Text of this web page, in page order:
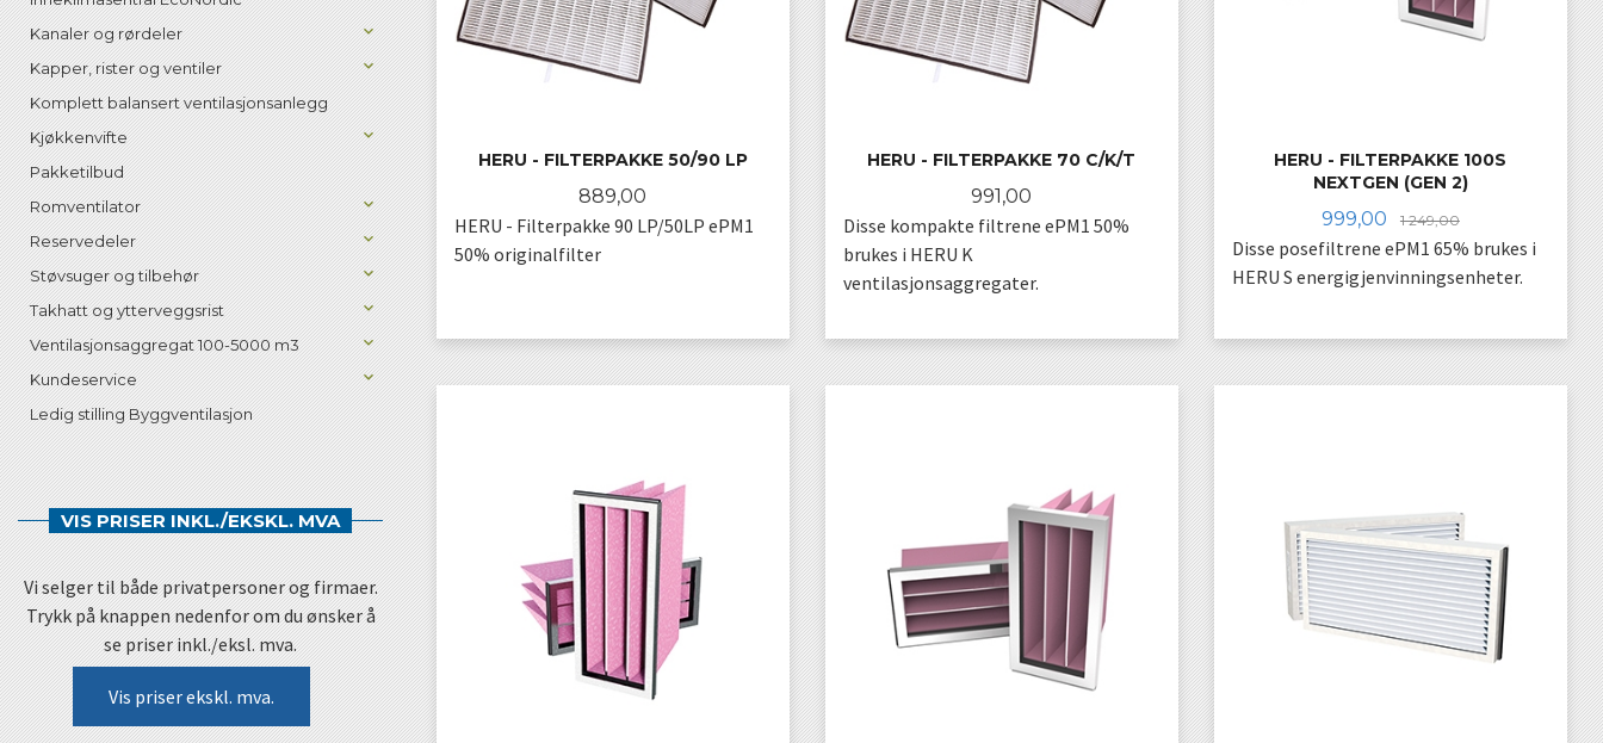
HERU - FILTERPAKKE 50/90 LP
Pris
889,00
KJØP
HERU - Filterpakke 90 LP/50LP ePM1
50% originalfilter
HERU - FILTERPAKKE 70 C/K/T
Pris
991,00
KJØP
Disse kompakte filtrene ePM1 50%
brukes i HERU K
ventilasjonsaggregater.
HERU - FILTERPAKKE 100S
NEXTGEN (GEN 2)
Tilbud
999,00 1 249,00Rabatt
KJØP
Disse posefiltrene ePM1 65% brukes i
HERU S energigjenvinningsenheter.
Kanaler og rørdeler
Kapper, rister og ventiler
Komplett balansert ventilasjonsanlegg
Kjøkkenvifte
Pakketilbud
Romventilator
Reservedeler
Støvsuger og tilbehør
Takhatt og ytterveggsrist
Ventilasjonsaggregat 100-5000 m3
Kundeservice
Ledig stilling Byggventilasjon
VIS PRISER INKL./EKSKL. MVA
Vi selger til både privatpersoner og firmaer.
Trykk på knappen nedenfor om du ønsker å
se priser inkl./eksl. mva.
Vis priser ekskl. mva.